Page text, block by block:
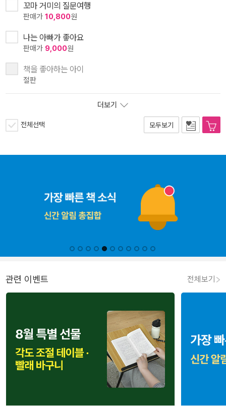
꼬마 거미의 질문여행
판매가 10,800원
나는 아빠가 좋아요
판매가 9,000원
책을 좋아하는 아이
절판
더보기
전체선택 모두보기
관련 이벤트 전체보기